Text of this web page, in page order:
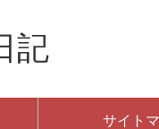
記
サイト